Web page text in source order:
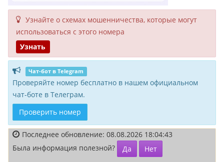
Узнайте о схемах мошенни­чества, кото­рые могут
исполь­зоваться с этого номера
Узнать
Чат-бот в Telegram
Проверяйте номер бесплатно в нашем официальном
чат-боте в Телеграм.
Проверить номер
Последнее обновление: 08.08.2026 18:04:43
Была информация полезной?
Да Нет